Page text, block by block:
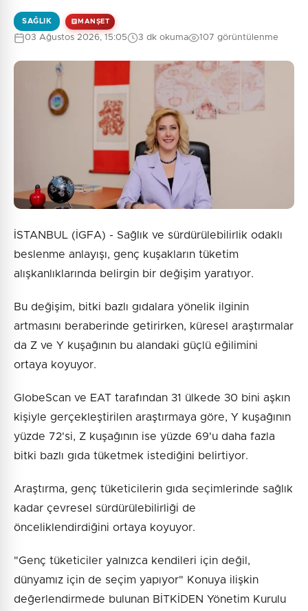
SAĞLIK MANŞET
03 Ağustos 2026, 15:05 3 dk okuma 107 görüntülenme
İSTANBUL (İGFA) - Sağlık ve sürdürülebilirlik odaklı
beslenme anlayışı, genç kuşakların tüketim
alışkanlıklarında belirgin bir değişim yaratıyor.
Bu değişim, bitki bazlı gıdalara yönelik ilginin
artmasını beraberinde getirirken, küresel araştırmalar
da Z ve Y kuşağının bu alandaki güçlü eğilimini
ortaya koyuyor.
GlobeScan ve EAT tarafından 31 ülkede 30 bini aşkın
kişiyle gerçekleştirilen araştırmaya göre, Y kuşağının
yüzde 72'si, Z kuşağının ise yüzde 69'u daha fazla
bitki bazlı gıda tüketmek istediğini belirtiyor.
Araştırma, genç tüketicilerin gıda seçimlerinde sağlık
kadar çevresel sürdürülebilirliği de
önceliklendirdiğini ortaya koyuyor.
"Genç tüketiciler yalnızca kendileri için değil,
dünyamız için de seçim yapıyor" Konuya ilişkin
değerlendirmede bulunan BİTKİDEN Yönetim Kurulu